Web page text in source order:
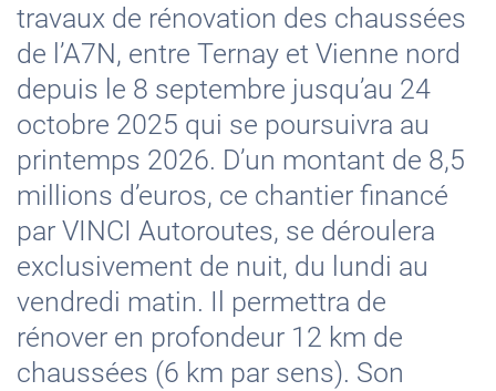
travaux de rénovation des chaussées
de l’A7N, entre Ternay et Vienne nord
depuis le 8 septembre jusqu’au 24
octobre 2025 qui se poursuivra au
printemps 2026. D’un montant de 8,5
millions d’euros, ce chantier financé
par VINCI Autoroutes, se déroulera
exclusivement de nuit, du lundi au
vendredi matin. Il permettra de
rénover en profondeur 12 km de
chaussées (6 km par sens). Son